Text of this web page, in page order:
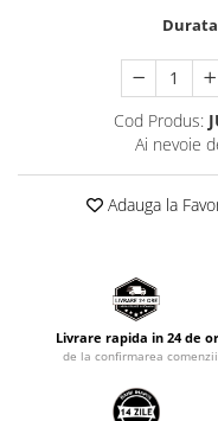
Cod Produs:
Ai nevoie
Adauga la
Livrare rapida in 24 de
de la confirmarea